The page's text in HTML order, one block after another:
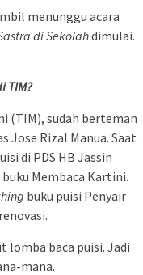
menunggu acara
di Sekolahdimulai.
TIM?
(TIM), sudah berteman
Jose Rizal Manua. Saat
di PDS HB Jassin
buku Membaca Kartini.
buku puisi Penyair
lomba baca puisi. Jadi
mana.